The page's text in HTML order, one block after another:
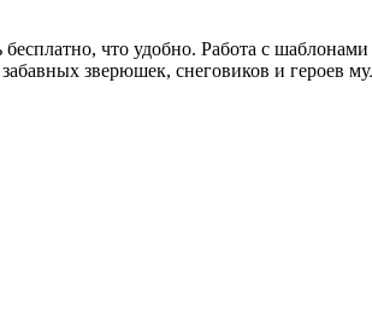
что удобно. Работа с шаблонами
зверюшек, снеговиков и героев